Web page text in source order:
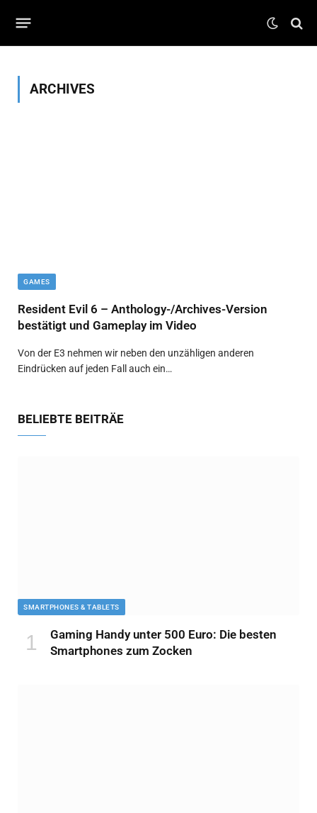
ARCHIVES
GAMES
Resident Evil 6 – Anthology-/Archives-Version
bestätigt und Gameplay im Video
Von der E3 nehmen wir neben den unzähligen anderen
Eindrücken auf jeden Fall auch ein…
BELIEBTE BEITRÄE
SMARTPHONES & TABLETS
Gaming Handy unter 500 Euro: Die besten
Smartphones zum Zocken